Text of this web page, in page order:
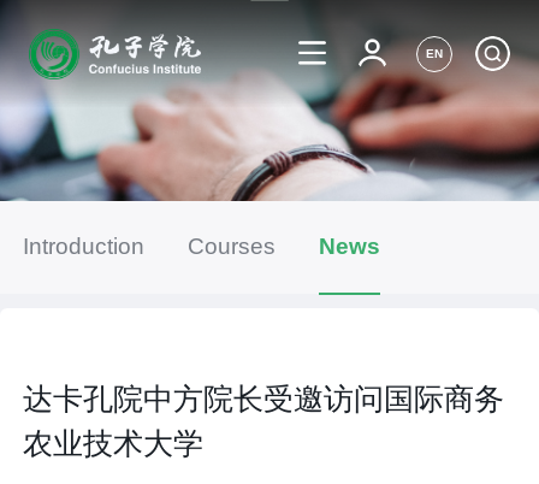
EN
Introduction Courses News
达卡孔院中方院长受邀访问国际商务
农业技术大学